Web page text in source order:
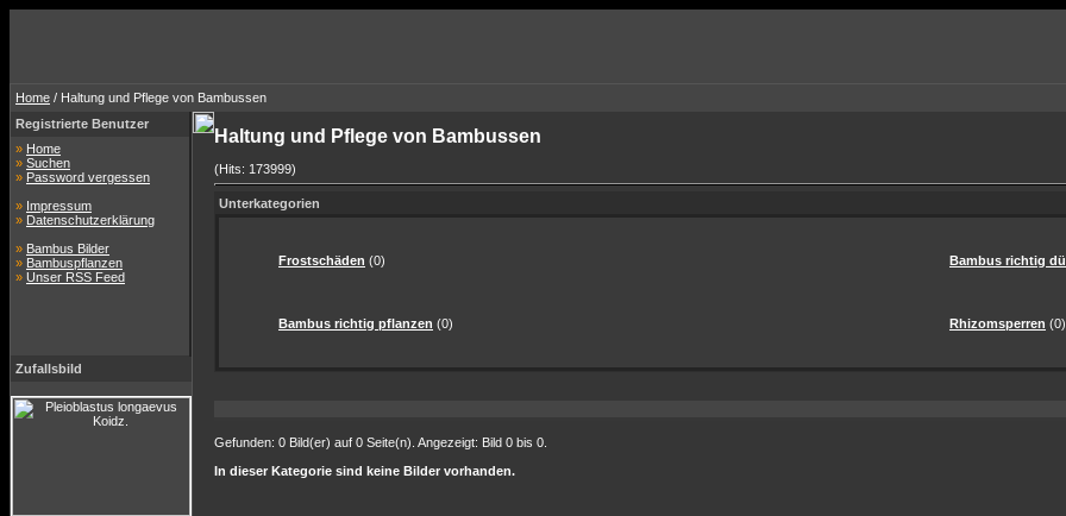
Home / Haltung und Pflege von Bambussen
Registrierte Benutzer
» Home
» Suchen
» Password vergessen
» Impressum
» Datenschutzerklärung
» Bambus Bilder
» Bambuspflanzen
» Unser RSS Feed
Zufallsbild
Haltung und Pflege von Bambussen
(Hits: 173999)
Unterkategorien
Frostschäden (0)
Bambus richtig pflanzen (0)
Bambus richtig
Rhizomsperren (0)
Gefunden: 0 Bild(er) auf 0 Seite(n). Angezeigt: Bild 0 bis 0.
In dieser Kategorie sind keine Bilder vorhanden.